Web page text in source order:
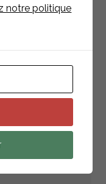
notre politique